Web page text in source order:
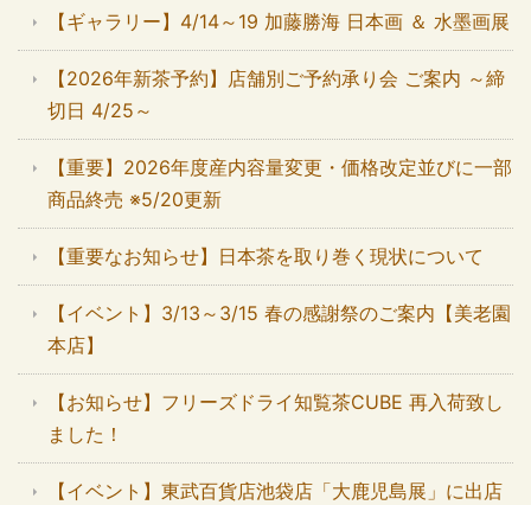
【ギャラリー】4/14～19 加藤勝海 日本画 ＆ 水墨画展
【2026年新茶予約】店舗別ご予約承り会 ご案内 ～締
切日 4/25～
【重要】2026年度産内容量変更・価格改定並びに一部
商品終売 ※5/20更新
【重要なお知らせ】日本茶を取り巻く現状について
【イベント】3/13～3/15 春の感謝祭のご案内【美老園
本店】
【お知らせ】フリーズドライ知覧茶CUBE 再入荷致し
ました！
【イベント】東武百貨店池袋店「大鹿児島展」に出店